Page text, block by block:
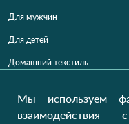
Для мужчин
Для детей
Домашний текстиль
Мы используем